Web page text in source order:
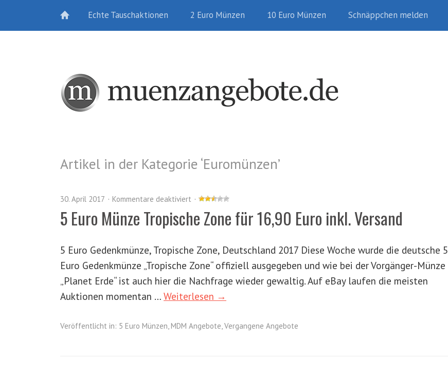
Echte Tauschaktionen 2 Euro Münzen 10 Euro Münzen Schnäppchen melden
Artikel in der Kategorie ‘Euromünzen’
30. April 2017 Kommentare deaktiviert
5 Euro Münze Tropische Zone für 16,90 Euro inkl. Versand
5 Euro Gedenkmünze, Tropische Zone, Deutschland 2017 Diese Woche wurde die deutsche 5
Euro Gedenkmünze „Tropische Zone“ offiziell ausgegeben und wie bei der Vorgänger-Münze
„Planet Erde“ ist auch hier die Nachfrage wieder gewaltig. Auf eBay laufen die meisten
Auktionen momentan … Weiterlesen →
Veröffentlicht in: 5 Euro Münzen, MDM Angebote,Vergangene Angebote